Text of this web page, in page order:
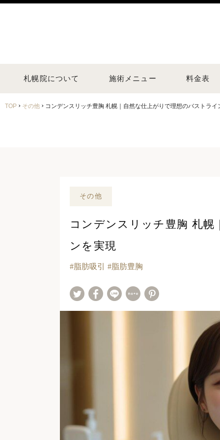
札幌院について 施術メニュー 料金表
TOP › その他 › コンデンスリッチ豊胸 札幌｜自然な仕上がりで理想のバストライ
その他
コンデンスリッチ豊胸 札
ンを実現
脂肪吸引 脂肪豊胸